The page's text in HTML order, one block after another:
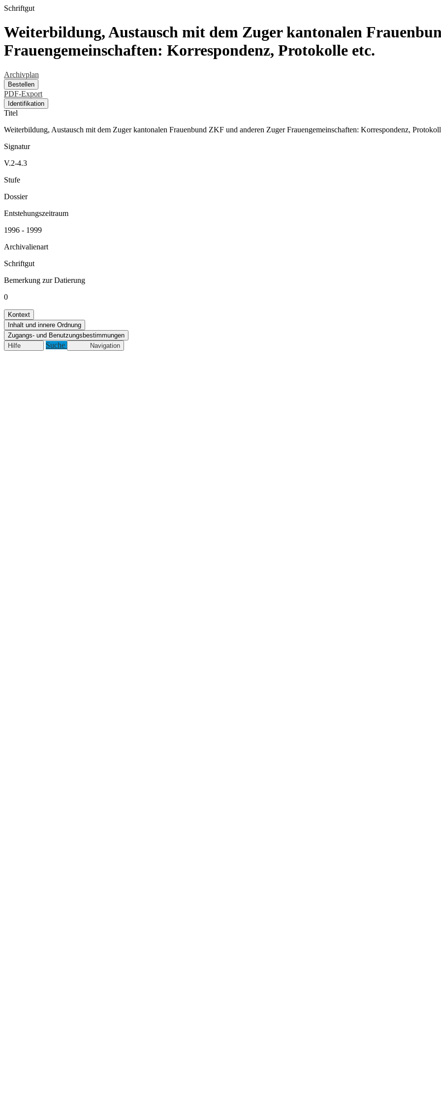
Schriftgut
Weiterbildung, Austausch mit dem Zuger kantonalen
Frauengemeinschaften: Korrespondenz, Protokolle etc.
Archivplan
Bestellen
PDF-Export
Identifikation
Titel
Weiterbildung, Austausch mit dem Zuger kantonalen Frauenbund ZKF und anderen Zuger Frauengemeinschaften: Korrespondenz,
Signatur
V.2-4.3
Stufe
Dossier
Entstehungszeitraum
1996 - 1999
Archivalienart
Schriftgut
Bemerkung zur Datierung
0
Kontext
Inhalt und innere Ordnung
Zugangs- und Benutzungsbestimmungen
Hilfe
Suche Navigation